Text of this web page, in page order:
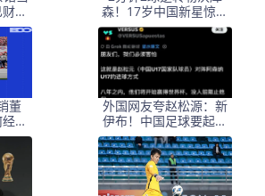
富
依
森！17岁中国新星惊艳
中国足球又让人看到了
希望
董
营
外国网友夸赵松源：新
伊布！中国足球要起飞
了，8年内冲世界杯